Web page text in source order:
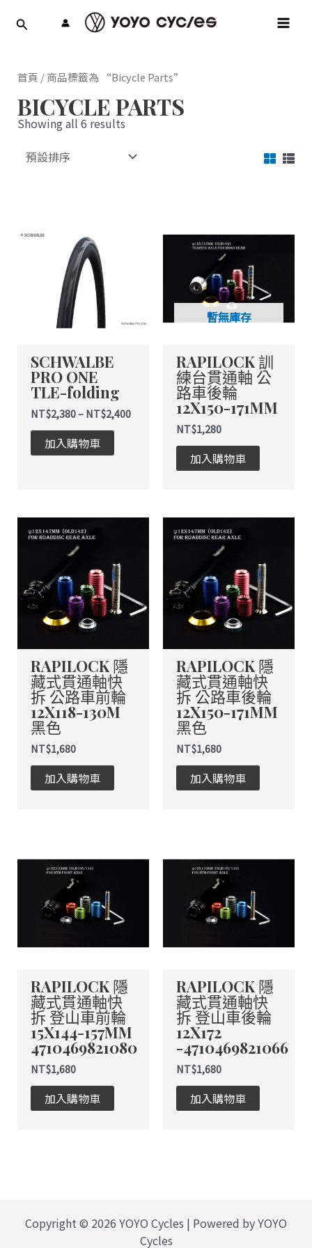
首頁 / 商品標籤為 “Bicycle Parts”
BICYCLE PARTS
Showing all 6 results
SCHWALBE
PRO ONE
TLE-folding
NT$2,380–NT$2,400
加入購物車
款
可
產
品
頁
項
暫無庫存
RAPILOCK 訓
練台貫通軸 公
路車後輪
12X150-171MM
NT$1,280
加入購物車
RAPILOCK 隱
藏式貫通軸快
拆 公路車前輪
12X118-130M
黑色
NT$1,680
加入購物車
RAPILOCK 隱
藏式貫通軸快
拆 公路車後輪
12X150-171MM
黑色
NT$1,680
加入購物車
RAPILOCK 隱
藏式貫通軸快
拆 登山車前輪
15X144-157MM
4710469821080
NT$1,680
加入購物車
RAPILOCK 隱
藏式貫通軸快
拆 登山車後輪
12X172
-4710469821066
NT$1,680
加入購物車
Copyright © 2026 YOYO Cycles | Powered by YOYO
Cycles